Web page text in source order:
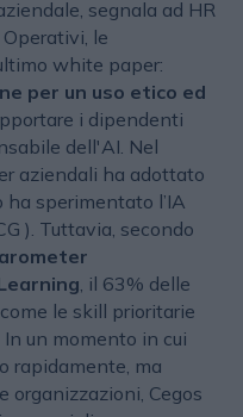
segnala ad HR
le
white paper:
per un uso etico ed
i dipendenti
dell'AI. Nel
aziendali ha adottato
sperimentato l’IA
). Tuttavia, secondo
, il 63% delle
le skill prioritarie
un momento in cui
rapidamente, ma
organizzazioni, Cegos